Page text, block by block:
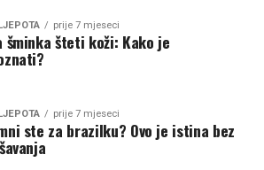
prije 7 mjeseci
šminka šteti koži: Kako je
prije 7 mjeseci
ste za brazilku? Ovo je istina bez